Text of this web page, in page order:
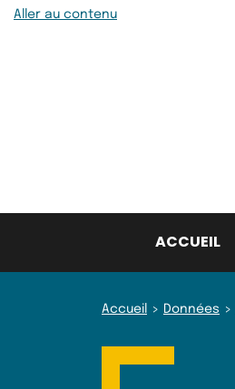
Aller au contenu
ACCUEIL
Accueil Données